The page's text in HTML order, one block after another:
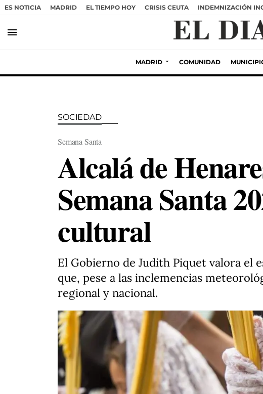
ES NOTICIA MADRID EL TIEMPO HOY CRISIS CEUTA INDEMNIZACIÓN
menu
MADRID COMUNIDAD
SOCIEDAD
Semana Santa
Alcalá de
Semana Santa
cultural
El Gobierno de Judith Piquet valora el
que, pese a las inclemencias
regional y nacional.